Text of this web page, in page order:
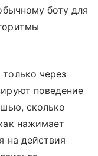
боту для
через
поведение
сколько
нажимает
на действия